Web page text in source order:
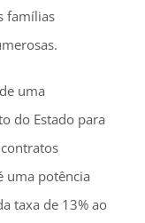
famílias
uma
do Estado para
uma potência
taxa de 13% ao